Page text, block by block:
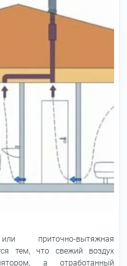
приточно-вытяжная
тем, что свежий воздух
а отработанный